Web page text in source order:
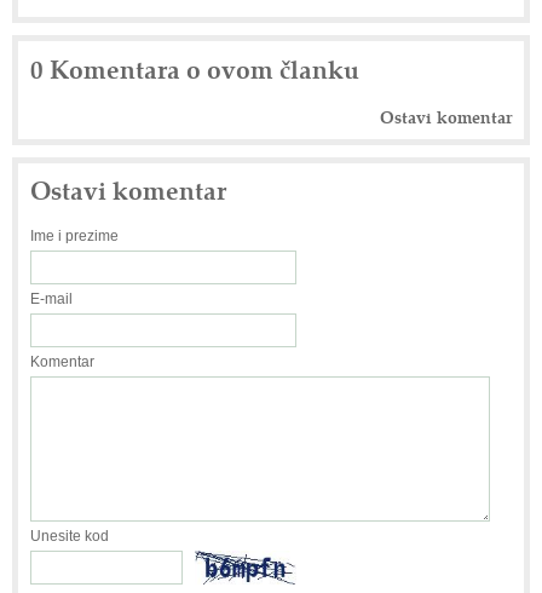
0 Komentara o ovom članku
Ostavi komentar
Ostavi komentar
Ime i prezime
E-mail
Komentar
Unesite kod